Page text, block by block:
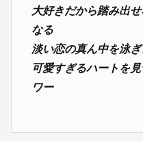
大好きだから踏み出
なる
淡い恋の真ん中を泳
可愛すぎるハートを
ワー